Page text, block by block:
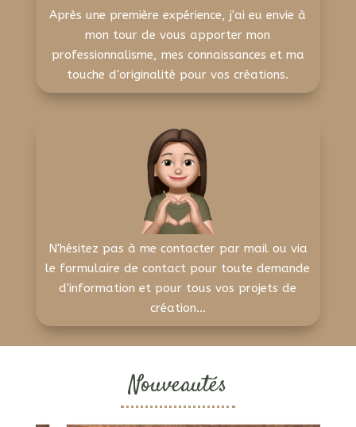
Après une première expérience, j'ai eu envie à
mon tour de vous apporter mon
professionnalisme, mes connaissances et ma
touche d'originalité pour vos créations.
N'hésitez pas à me contacter par mail ou via
le formulaire de contact pour toute demande
d'information et pour tous vos projets de
création...
Nouveautés